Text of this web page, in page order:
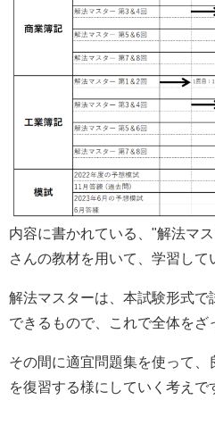
内容に書かれている、"解法マ
さんの教材を用いて、学習して
解法マスターは、本試験形式で
できるもので、これで全体をざ
その間に適宜問題集を使って、
を復習する様にしていく考えで